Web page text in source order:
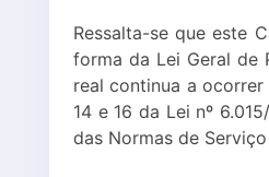
Ressalta-se que este
forma da Lei Geral de
real continua a
14 e 16 da Lei nº
das Normas de